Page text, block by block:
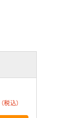
（税込）